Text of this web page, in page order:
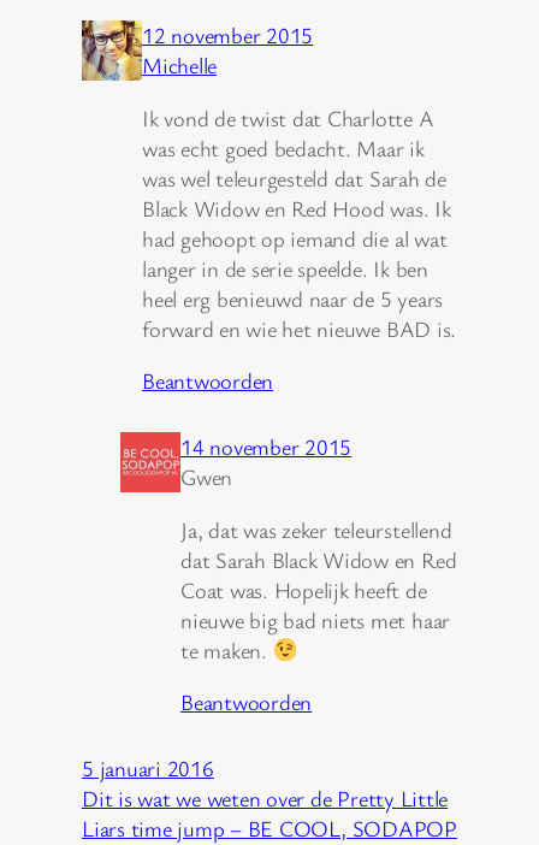
12 november 2015
Michelle
Ik vond de twist dat Charlotte A
was echt goed bedacht. Maar ik
was wel teleurgesteld dat Sarah de
Black Widow en Red Hood was. Ik
had gehoopt op iemand die al wat
langer in de serie speelde. Ik ben
heel erg benieuwd naar de 5 years
forward en wie het nieuwe BAD is.
Beantwoorden
14 november 2015
Gwen
Ja, dat was zeker teleurstellend
dat Sarah Black Widow en Red
Coat was. Hopelijk heeft de
nieuwe big bad niets met haar
te maken.
Beantwoorden
5 januari 2016
Dit is wat we weten over de Pretty Little
Liars time jump – BE COOL, SODAPOP